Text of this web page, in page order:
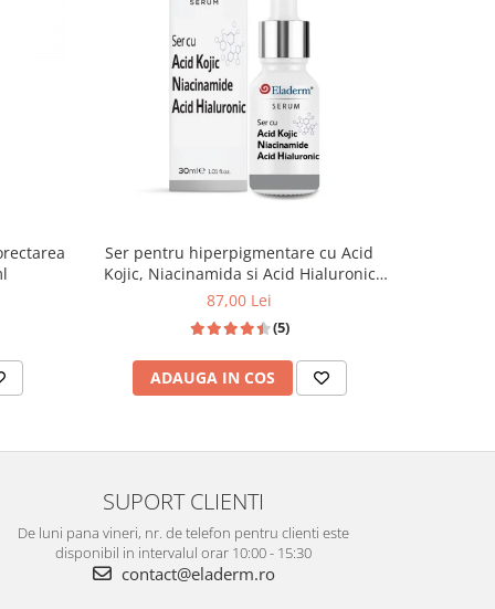
Ser pentru hiperpigmentare cu Acid
Kojic, Niacinamida si Acid Hialuronic
30ml
87,00 Lei
(5)
ADAUGA IN COS
SUPORT CLIENTI
De luni pana vineri, nr. de telefon pentru clienti este
disponibil in intervalul orar 10:00 - 15:30
contact@eladerm.ro